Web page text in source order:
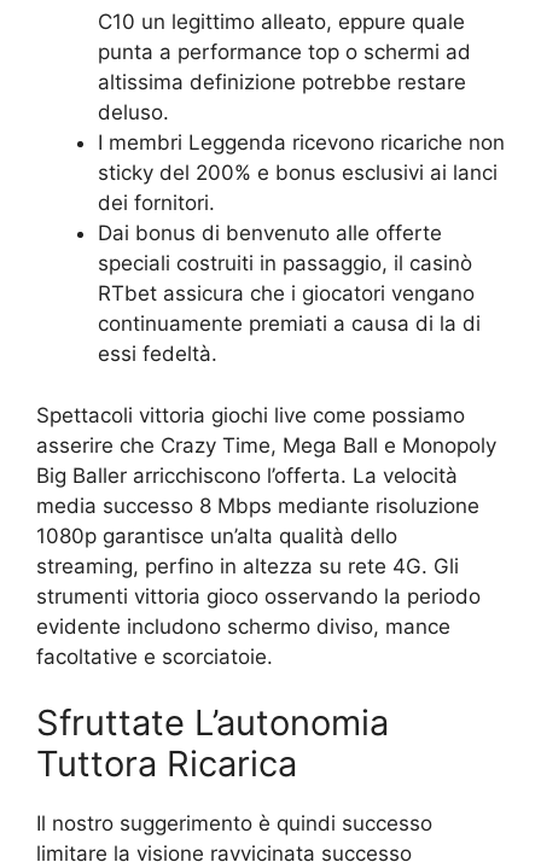
C10 un legittimo alleato, eppure quale
punta a performance top o schermi ad
altissima definizione potrebbe restare
deluso.
I membri Leggenda ricevono ricariche non
sticky del 200% e bonus esclusivi ai lanci
dei fornitori.
Dai bonus di benvenuto alle offerte
speciali costruiti in passaggio, il casinò
RTbet assicura che i giocatori vengano
continuamente premiati a causa di la di
essi fedeltà.
Spettacoli vittoria giochi live come possiamo
asserire che Crazy Time, Mega Ball e Monopoly
Big Baller arricchiscono l’offerta. La velocità
media successo 8 Mbps mediante risoluzione
1080p garantisce un’alta qualità dello
streaming, perfino in altezza su rete 4G. Gli
strumenti vittoria gioco osservando la periodo
evidente includono schermo diviso, mance
facoltative e scorciatoie.
Sfruttate L’autonomia
Tuttora Ricarica
Il nostro suggerimento è quindi successo
limitare la visione ravvicinata successo